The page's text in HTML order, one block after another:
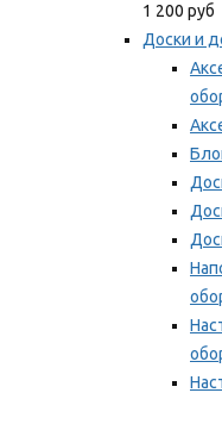
1 200 руб
Доски и